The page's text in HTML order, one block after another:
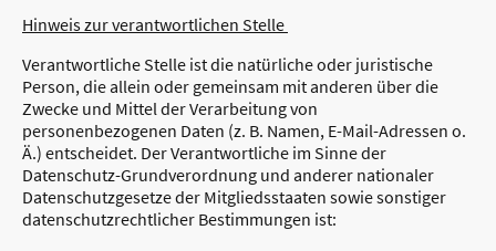
Hinweis zur verantwortlichen Stelle
Verantwortliche Stelle ist die natürliche oder juristische
Person, die allein oder gemeinsam mit anderen über die
Zwecke und Mittel der Verarbeitung von
personenbezogenen Daten (z. B. Namen, E-Mail-Adressen o.
Ä.) entscheidet. Der Verantwortliche im Sinne der
Datenschutz-Grundverordnung und anderer nationaler
Datenschutzgesetze der Mitgliedsstaaten sowie sonstiger
datenschutzrechtlicher Bestimmungen ist: